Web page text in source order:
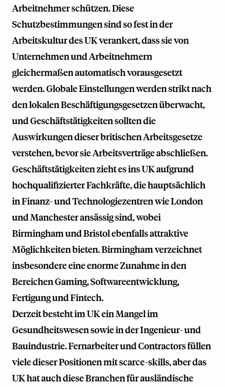
Arbeitnehmer schützen. Diese
Schutzbestimmungen sind so fest in der
Arbeitskultur des UK verankert, dass sie von
Unternehmen und Arbeitnehmern
gleichermaßen automatisch vorausgesetzt
werden. Globale Einstellungen werden strikt nach
den lokalen Beschäftigungsgesetzen überwacht,
und Geschäftstätigkeiten sollten die
Auswirkungen dieser britischen Arbeitsgesetze
verstehen, bevor sie Arbeitsverträge abschließen.
Geschäftstätigkeiten zieht es ins UK aufgrund
hochqualifizierter Fachkräfte, die hauptsächlich
in Finanz- und Technologiezentren wie London
und Manchester ansässig sind, wobei
Birmingham und Bristol ebenfalls attraktive
Möglichkeiten bieten. Birmingham verzeichnet
insbesondere eine enorme Zunahme in den
Bereichen Gaming, Softwareentwicklung,
Fertigung und Fintech.
Derzeit besteht im UK ein Mangel im
Gesundheitswesen sowie in der Ingenieur- und
Bauindustrie. Fernarbeiter und Contractors füllen
viele dieser Positionen mit scarce-skills, aber das
UK hat auch diese Branchen für ausländische